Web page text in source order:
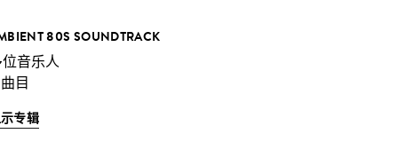
80S SOUNDTRACK
音乐人
目
专辑